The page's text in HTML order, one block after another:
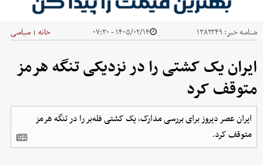
شناسه خبر:۱۳۸۲۳۴۹ ۱۴۰۵/۰۲/۱۴ - ۰۷:۳۰ خانه | سیاسی
ایران یک کشتی را در نزدیکی تنگه هرمز
متوقف کرد
ایران عصر دیروز برای بررسی مدارک، یک کشتی فله‌بر را در تنگه هرمز
متوقف کرد.